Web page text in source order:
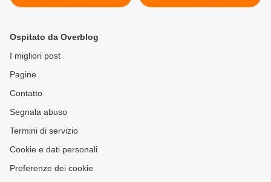
accampati qui da oltre
una mentalità ottocentesca.
Ospitato da Overblog
I migliori post
Pagine
Contatto
Segnala abuso
Termini di servizio
Cookie e dati personali
Preferenze dei cookie